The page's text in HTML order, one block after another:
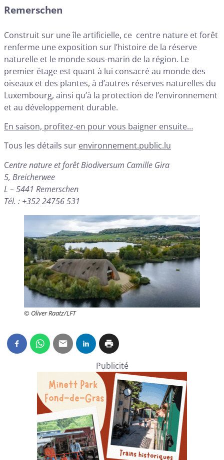
Remerschen
Construit sur une île artificielle, ce centre nature et forêt
renferme une exposition sur l’histoire de la réserve
naturelle et le monde sous-marin de la région. Le
premier étage est quant à lui consacré au monde des
oiseaux et des plantes, à d’autres réserves naturelles du
Luxembourg, ainsi qu’à la protection de l’environnement
et au développement durable.
En saison, profitez-en pour vous baigner ensuite…
Tous les détails sur environnement.public.lu
Centre nature et forêt Biodiversum Camille Gira
5, Breicherwee
L – 5441 Remerschen
Tél. : +352 24756 531
© Oliver Raatz/LFT
Publicité